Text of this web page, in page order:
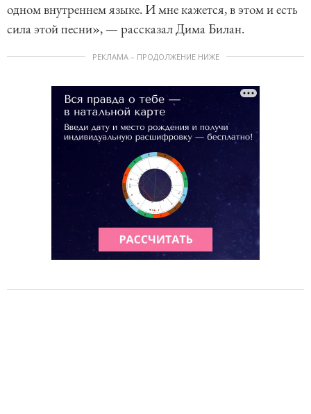
одном внутреннем языке. И мне кажется, в этом и есть
сила этой песни», — рассказал Дима Билан.
РЕКЛАМА – ПРОДОЛЖЕНИЕ НИЖЕ